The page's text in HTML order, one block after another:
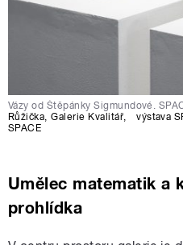
Vázy od Štěpánky Sigmundové.
Růžička,Galerie Kvalitář,výstava
SPACE
Umělec matematik a
prohlídka